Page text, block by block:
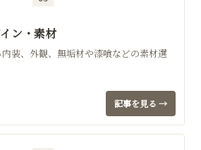
ン・素材
装、外観、無垢材や漆喰などの素材選
記事を見る →